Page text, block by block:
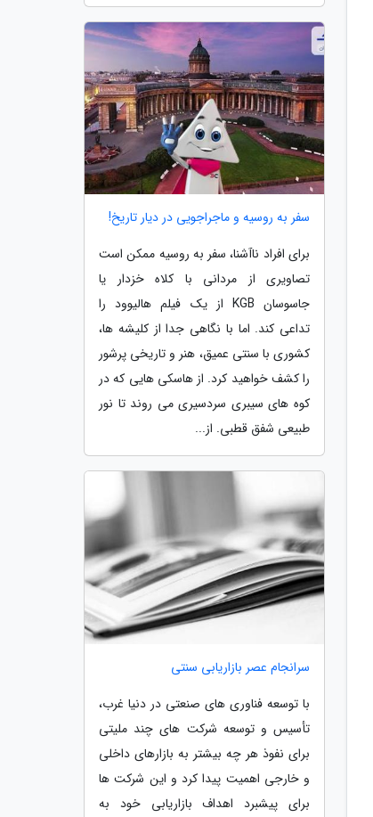
سفر به روسیه و ماجراجویی در دیار تاریخ!
برای افراد ناآشنا، سفر به روسیه ممکن است
تصاویری از مردانی با کلاه خزدار یا
جاسوسان KGB از یک فیلم هالیوود را
تداعی کند. اما با نگاهی جدا از کلیشه ها،
کشوری با سنتی عمیق، هنر و تاریخی پرشور
را کشف خواهید کرد. از هاسکی هایی که در
کوه های سیبری سردسیری می روند تا نور
طبیعی شفق قطبی. از...
سرانجام عصر بازاریابی سنتی
با توسعه فناوری های صنعتی در دنیا غرب،
تأسیس و توسعه شرکت های چند ملیتی
برای نفوذ هر چه بیشتر به بازارهای داخلی
و خارجی اهمیت پیدا کرد و این شرکت ها
برای پیشبرد اهداف بازاریابی خود به